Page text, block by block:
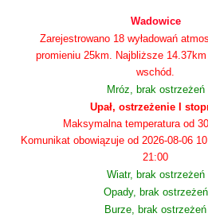
Wadowice
Zarejestrowano 18 wyładowań
promieniu 25km. Najbliższe 14.37km
wschód.
Mróz, brak ostrzeżeń
Upał, ostrzeżenie I
Maksymalna temperatura od
Komunikat obowiązuje od 2026-08-06
21:00
Wiatr, brak ostrzeżeń
Opady, brak ostrzeżeń
Burze, brak ostrzeżeń